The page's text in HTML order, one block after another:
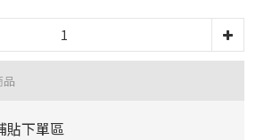
品
貼下單區